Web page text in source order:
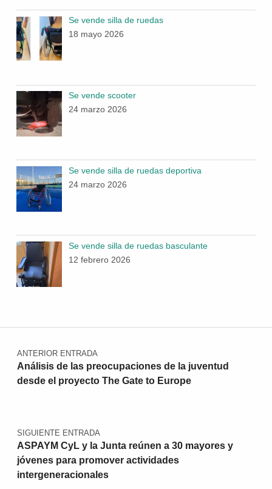
Se vende silla de ruedas
18 mayo 2026
Se vende scooter
24 marzo 2026
Se vende silla de ruedas deportiva
24 marzo 2026
Se vende silla de ruedas basculante
12 febrero 2026
Navegación de entradas
ANTERIOR ENTRADA
Análisis de las preocupaciones de la juventud
desde el proyecto The Gate to Europe
SIGUIENTE ENTRADA
ASPAYM CyL y la Junta reúnen a 30 mayores y
jóvenes para promover actividades
intergeneracionales